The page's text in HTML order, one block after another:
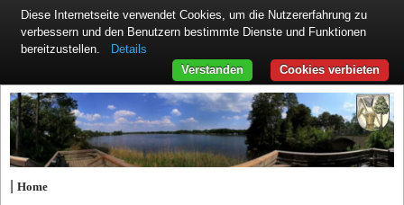
|Home
Diese Internetseite verwendet Cookies, um die Nutzererfahrung zu
verbessern und den Benutzern bestimmte Dienste und Funktionen
bereitzustellen.
Details
Cookies verbieten
Verstanden